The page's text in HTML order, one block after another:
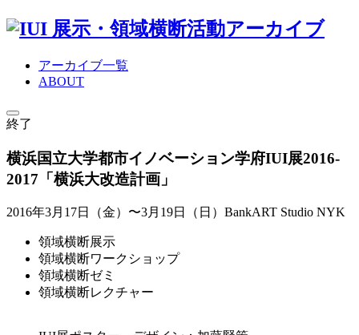
展示・領域横断活動アーカイブ
アーカイブ一覧
ABOUT
終了
横浜国立大学都市イノベーション学府IUI展2016-
2017「横浜大改造計画」
2016年3月17日（金）〜3月19日（日） BankART Studio NYK
領域横断展示
領域横断ワークショップ
領域横断ゼミ
領域横断レクチャー